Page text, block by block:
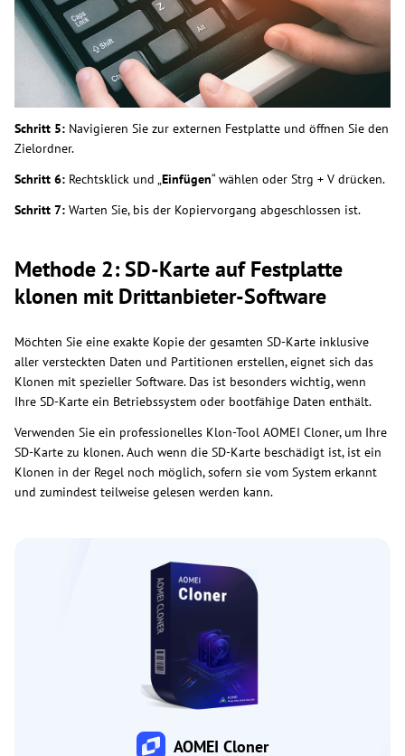
Schritt 5: Navigieren Sie zur externen Festplatte und öffnen Sie den
Zielordner.
Schritt 6: Rechtsklick und „Einfügen“ wählen oder Strg + V drücken.
Schritt 7: Warten Sie, bis der Kopiervorgang abgeschlossen ist.
Methode 2: SD-Karte auf Festplatte
klonen mit Drittanbieter-Software
Möchten Sie eine exakte Kopie der gesamten SD-Karte inklusive
aller versteckten Daten und Partitionen erstellen, eignet sich das
Klonen mit spezieller Software. Das ist besonders wichtig, wenn
Ihre SD-Karte ein Betriebssystem oder bootfähige Daten enthält.
Verwenden Sie ein professionelles Klon-Tool AOMEI Cloner, um Ihre
SD-Karte zu klonen. Auch wenn die SD-Karte beschädigt ist, ist ein
Klonen in der Regel noch möglich, sofern sie vom System erkannt
und zumindest teilweise gelesen werden kann.
AOMEI Cloner